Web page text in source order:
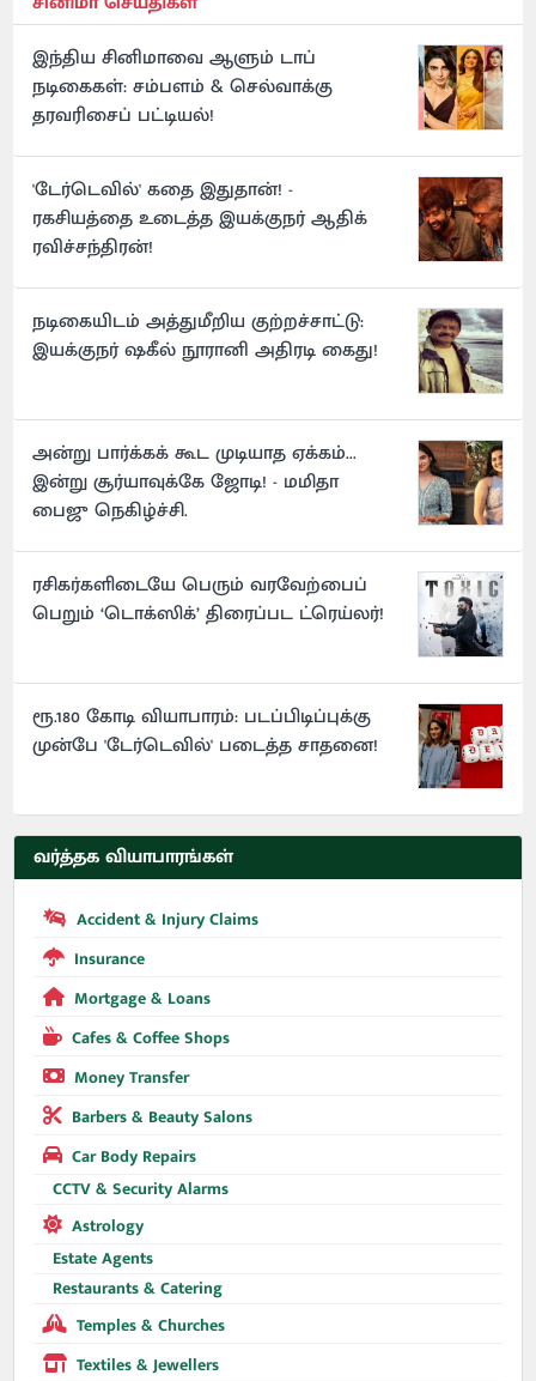
இந்திய சினிமாவை ஆளும் டாப்
நடிகைகள்: சம்பளம் & செல்வாக்கு
தரவரிசைப் பட்டியல்!
'டேர்டெவில்' கதை இதுதான்! -
ரகசியத்தை உடைத்த இயக்குநர் ஆதிக்
ரவிச்சந்திரன்!
நடிகையிடம் அத்துமீறிய குற்றச்சாட்டு:
இயக்குநர் ஷகீல் நூரானி அதிரடி கைது!
அன்று பார்க்கக் கூட முடியாத ஏக்கம்...
இன்று சூர்யாவுக்கே ஜோடி! - மமிதா
பைஜு நெகிழ்ச்சி.
ரசிகர்களிடையே பெரும் வரவேற்பைப்
பெறும் ‘டொக்ஸிக்’ திரைப்பட ட்ரெய்லர்!
ரூ.180 கோடி வியாபாரம்: படப்பிடிப்புக்கு
முன்பே 'டேர்டெவில்' படைத்த சாதனை!
வர்த்தக வியாபாரங்கள்
Accident & Injury Claims
Insurance
Mortgage & Loans
Cafes & Coffee Shops
Money Transfer
Barbers & Beauty Salons
Car Body Repairs
CCTV & Security Alarms
Astrology
Estate Agents
Restaurants & Catering
Temples & Churches
Textiles & Jewellers